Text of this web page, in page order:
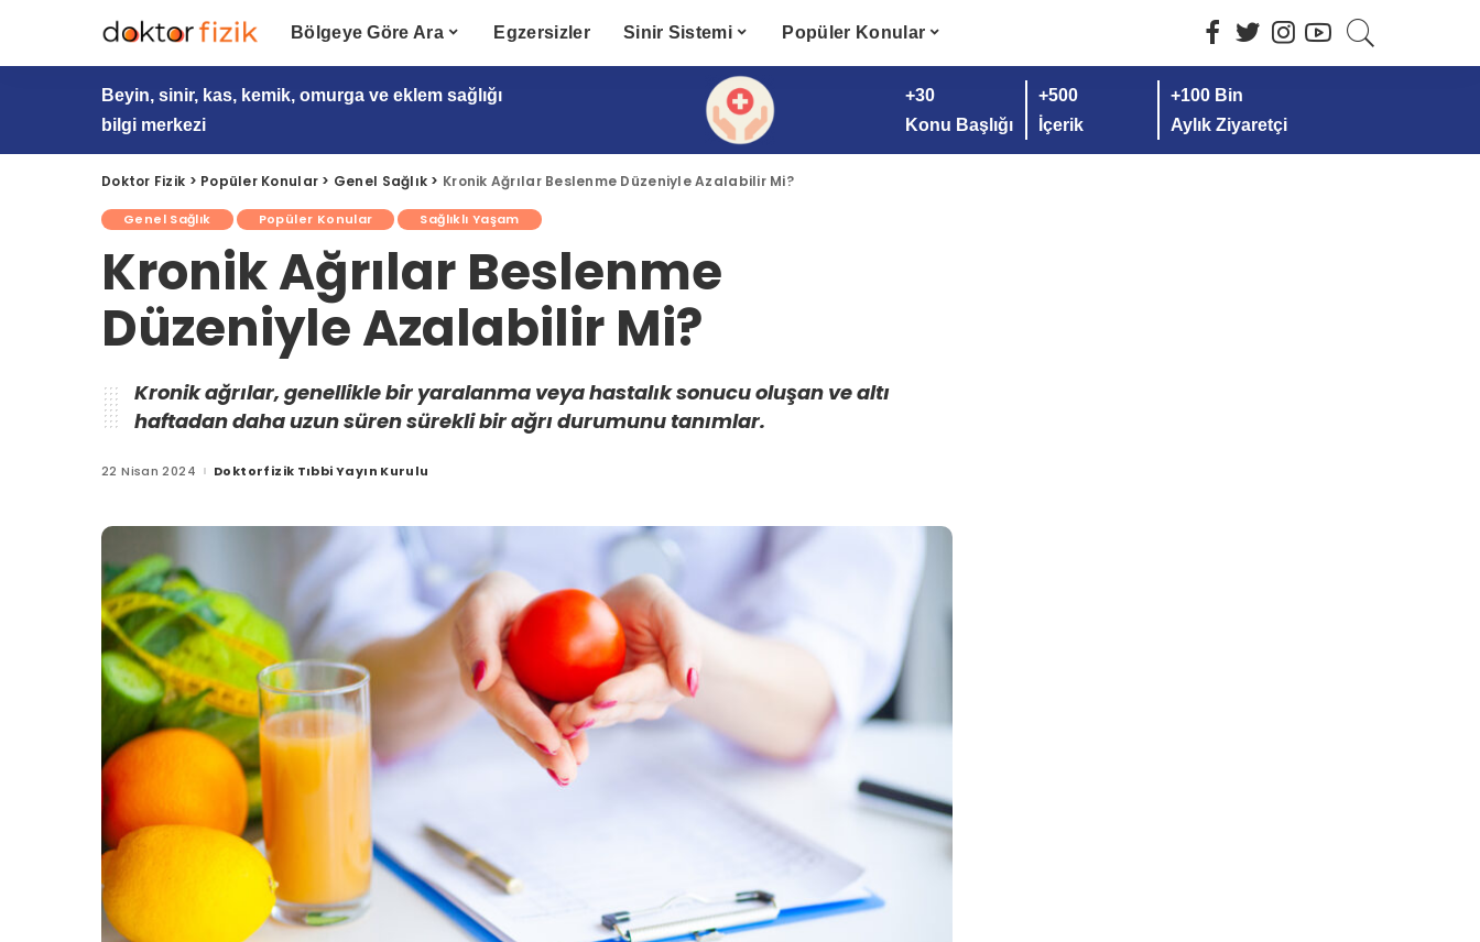
Bölgeye Göre Ara Egzersizler Sinir Sistemi Popüler Konular
Beyin, sinir, kas, kemik, omurga ve eklem sağlığı
bilgi merkezi
+30
Konu Başlığı
+500
İçerik
+100 Bin
Aylık Ziyaretçi
Doktor Fizik > Popüler Konular > Genel Sağlık > Kronik Ağrılar Beslenme Düzeniyle Azalabilir Mi?
Genel Sağlık Popüler Konular Sağlıklı Yaşam
Kronik Ağrılar Beslenme
Düzeniyle Azalabilir Mi?
Kronik ağrılar, genellikle bir yaralanma veya hastalık sonucu oluşan ve altı
haftadan daha uzun süren sürekli bir ağrı durumunu tanımlar.
22 Nisan 2024 Posted
Doktorfizik Tıbbi Yayın Kurulu